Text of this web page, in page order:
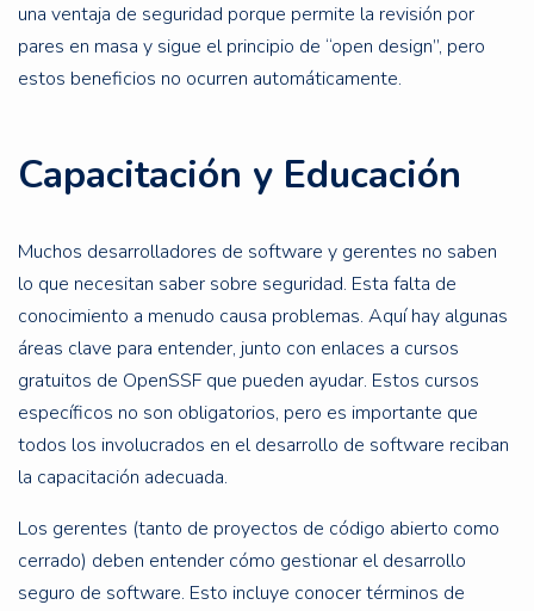
una ventaja de seguridad porque permite la revisión por
pares en masa y sigue el principio de “open design”, pero
estos beneficios no ocurren automáticamente.
Capacitación y Educación
Muchos desarrolladores de software y gerentes no saben
lo que necesitan saber sobre seguridad. Esta falta de
conocimiento a menudo causa problemas. Aquí hay algunas
áreas clave para entender, junto con enlaces a cursos
gratuitos de OpenSSF que pueden ayudar. Estos cursos
específicos no son obligatorios, pero es importante que
todos los involucrados en el desarrollo de software reciban
la capacitación adecuada.
Los gerentes (tanto de proyectos de código abierto como
cerrado) deben entender cómo gestionar el desarrollo
seguro de software. Esto incluye conocer términos de